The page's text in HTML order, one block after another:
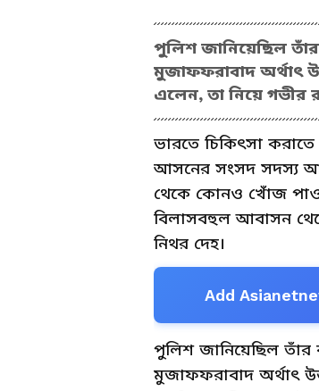
পুলিশ জানিয়েছিল
মুজাফফরাবাদ অর্থাৎ
এলেন, তা নিয়ে গভীর
ভারতে চিকিৎসা
আসনের সংসদ সদস্য
থেকে কোনও খোঁজ
বিলাসবহুল আবাসন
নিথর দেহ।
Add
পুলিশ জানিয়েছিল তাঁর
মুজাফফরাবাদ অর্থাৎ